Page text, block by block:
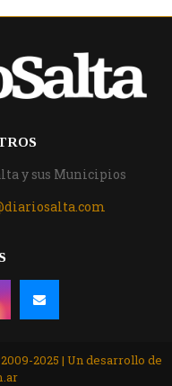
y sus Municipios
2025 | Un desarrollo de